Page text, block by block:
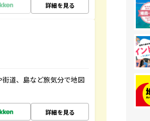
詳細を見る
道、島など旅気分で地図
詳細を見る